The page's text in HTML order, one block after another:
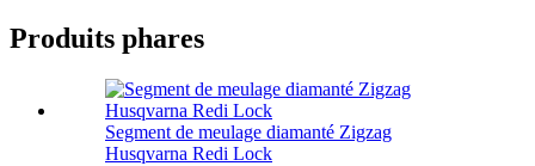
Produits phares
Segment de meulage diamanté Zigzag
Husqvarna Redi Lock